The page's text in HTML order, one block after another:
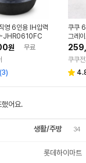
영 6인용 IH압력
JHR0610FC
원
무료
(3)
쿠쿠
그레
쿠쿠
어요.
생활/주방 34
롯데하이마트